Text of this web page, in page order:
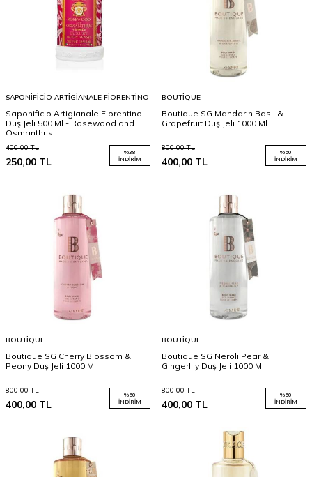
SAPONIFICIO ARTIGIANALE FIORENTINO
Saponificio Artigianale Fiorentino
Duş Jeli 500 Ml - Rosewood and
Osmanthus
400,00TL
250,00 TL
%38
İNDIRIM
BOUTIQUE
Boutique SG Mandarin Basil &
Grapefruit Duş Jeli 1000 Ml
800,00TL
400,00 TL
%50
İNDIRIM
BOUTIQUE
Boutique SG Cherry Blossom &
Peony Duş Jeli 1000 Ml
800,00TL
400,00 TL
%50
İNDIRIM
BOUTIQUE
Boutique SG Neroli Pear &
Gingerlily Duş Jeli 1000 Ml
800,00TL
400,00 TL
%50
İNDIRIM